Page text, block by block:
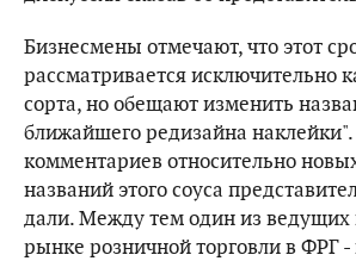
Бизнесмены отмечают, что этот
рассматривается исключительно
сорта, но обещают изменить
ближайшего редизайна
комментариев относительно
названий этого соуса
дали. Между тем один из ведущих
рынке розничной торговли в ФРГ